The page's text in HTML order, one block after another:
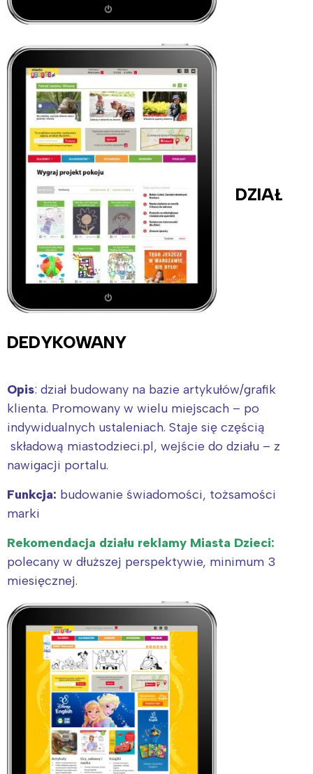
DZIAŁ
DEDYKOWANY
Opis: dział budowany na bazie artykułów/grafik
klienta. Promowany w wielu miejscach – po
indywidualnych ustaleniach. Staje się częścią
składową miastodzieci.pl, wejście do działu – z
nawigacji portalu.
Funkcja: budowanie świadomości, tożsamości
marki
Rekomendacja działu reklamy Miasta Dzieci:
polecany w dłuższej perspektywie, minimum 3
miesięcznej.